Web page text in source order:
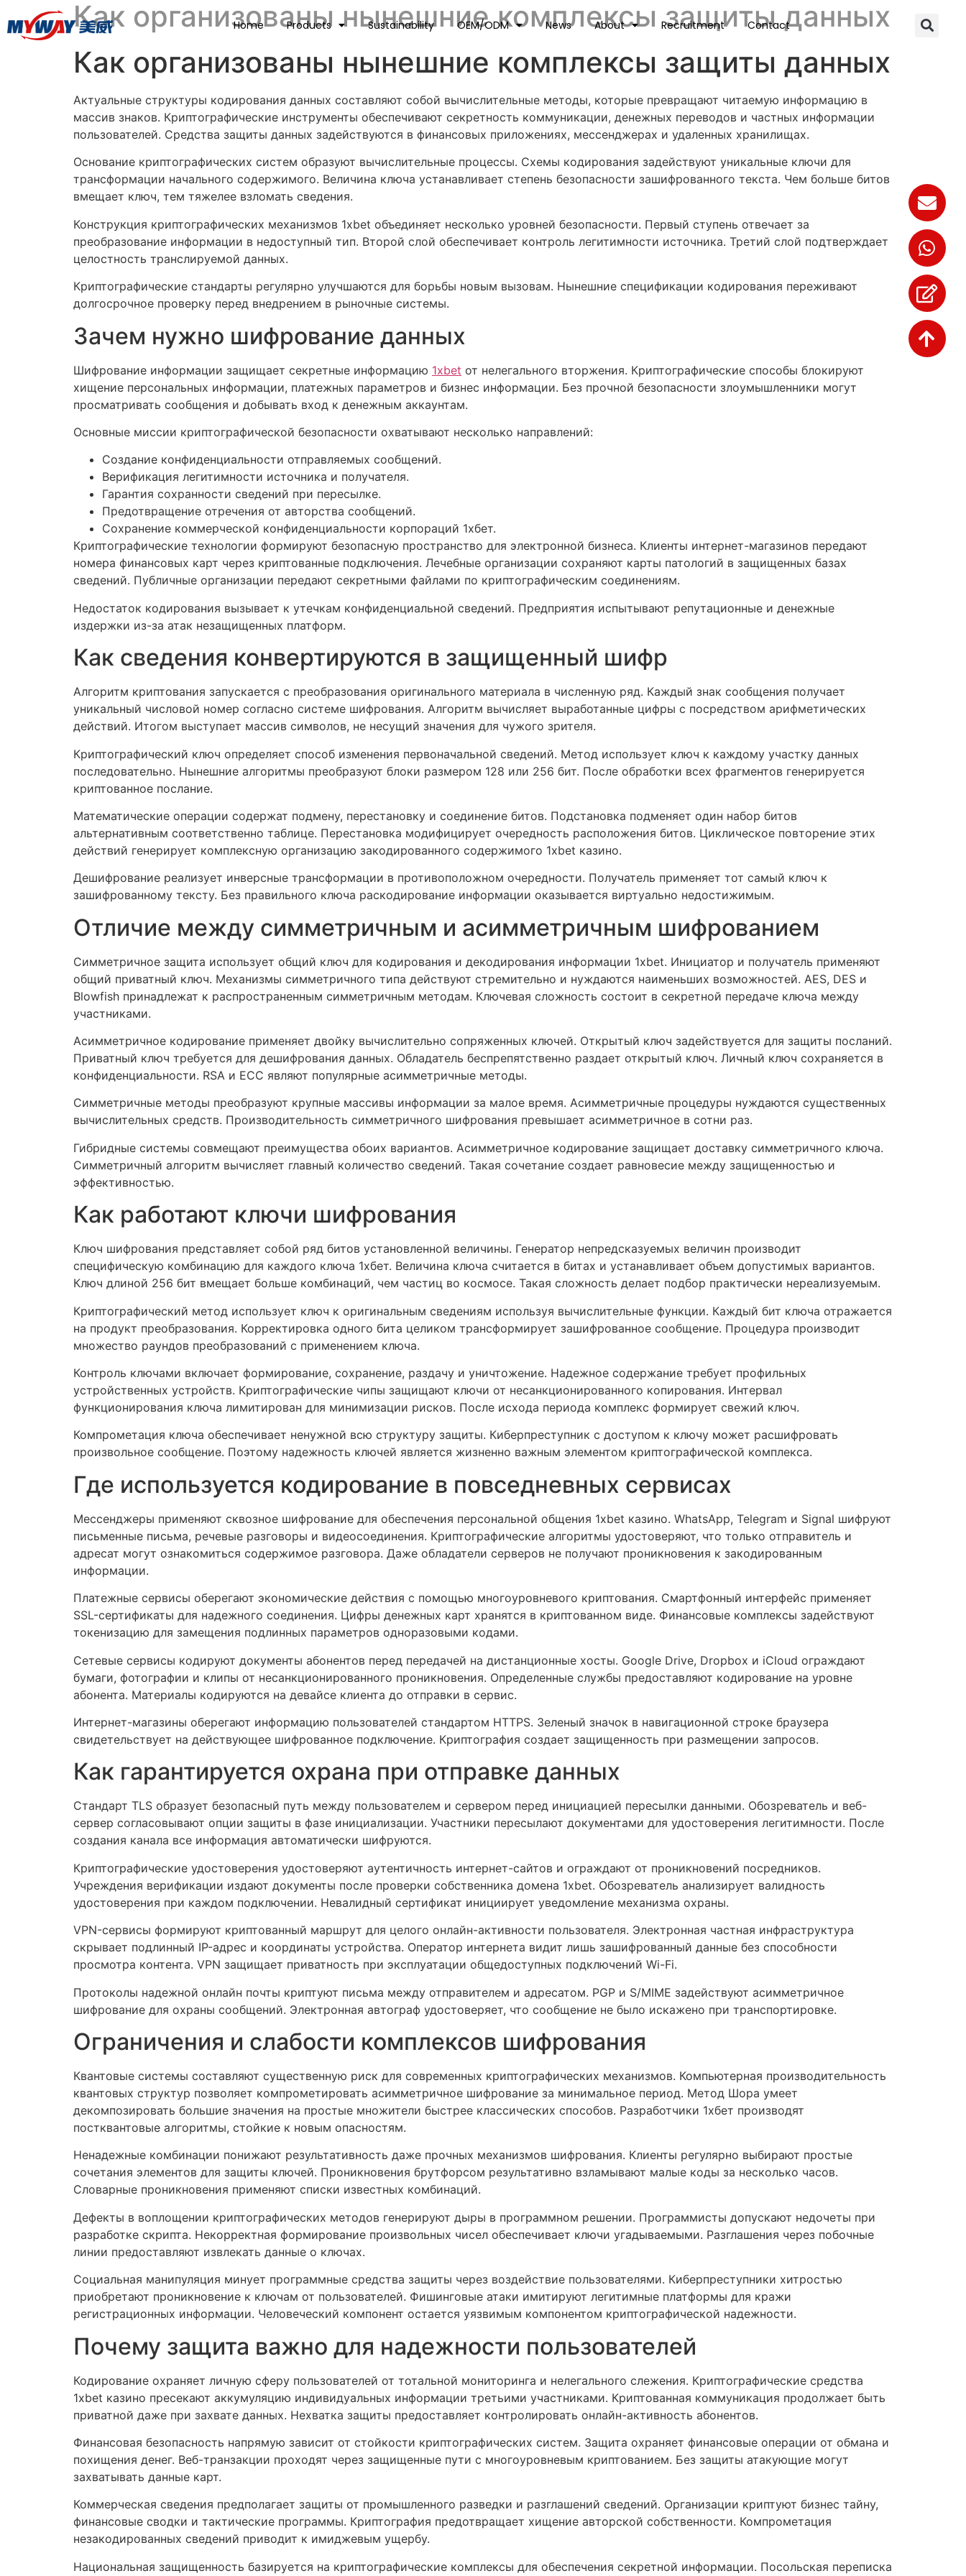
Home Products Sustainability OEM/ODM News About Recruitment Contact
Как организованы нынешние комплексы защиты данных
Как организованы нынешние комплексы защиты данных
Актуальные структуры кодирования данных составляют собой вычислительные методы, которые превращают читаемую информацию в
массив знаков. Криптографические инструменты обеспечивают секретность коммуникации, денежных переводов и частных информации
пользователей. Средства защиты данных задействуются в финансовых приложениях, мессенджерах и удаленных хранилищах.
Основание криптографических систем образуют вычислительные процессы. Схемы кодирования задействуют уникальные ключи для
трансформации начального содержимого. Величина ключа устанавливает степень безопасности зашифрованного текста. Чем больше битов
вмещает ключ, тем тяжелее взломать сведения.
Конструкция криптографических механизмов 1xbet объединяет несколько уровней безопасности. Первый ступень отвечает за
преобразование информации в недоступный тип. Второй слой обеспечивает контроль легитимности источника. Третий слой подтверждает
целостность транслируемой данных.
Криптографические стандарты регулярно улучшаются для борьбы новым вызовам. Нынешние спецификации кодирования переживают
долгосрочное проверку перед внедрением в рыночные системы.
Зачем нужно шифрование данных
Шифрование информации защищает секретные информацию 1хbet от нелегального вторжения. Криптографические способы блокируют
хищение персональных информации, платежных параметров и бизнес информации. Без прочной безопасности злоумышленники могут
просматривать сообщения и добывать вход к денежным аккаунтам.
Основные миссии криптографической безопасности охватывают несколько направлений:
Создание конфиденциальности отправляемых сообщений.
Верификация легитимности источника и получателя.
Гарантия сохранности сведений при пересылке.
Предотвращение отречения от авторства сообщений.
Сохранение коммерческой конфиденциальности корпораций 1хбет.
Криптографические технологии формируют безопасную пространство для электронной бизнеса. Клиенты интернет-магазинов передают
номера финансовых карт через криптованные подключения. Лечебные организации сохраняют карты патологий в защищенных базах
сведений. Публичные организации передают секретными файлами по криптографическим соединениям.
Недостаток кодирования вызывает к утечкам конфиденциальной сведений. Предприятия испытывают репутационные и денежные
издержки из-за атак незащищенных платформ.
Как сведения конвертируются в защищенный шифр
Алгоритм криптования запускается с преобразования оригинального материала в численную ряд. Каждый знак сообщения получает
уникальный числовой номер согласно системе шифрования. Алгоритм вычисляет выработанные цифры с посредством арифметических
действий. Итогом выступает массив символов, не несущий значения для чужого зрителя.
Криптографический ключ определяет способ изменения первоначальной сведений. Метод использует ключ к каждому участку данных
последовательно. Нынешние алгоритмы преобразуют блоки размером 128 или 256 бит. После обработки всех фрагментов генерируется
криптованное послание.
Математические операции содержат подмену, перестановку и соединение битов. Подстановка подменяет один набор битов
альтернативным соответственно таблице. Перестановка модифицирует очередность расположения битов. Циклическое повторение этих
действий генерирует комплексную организацию закодированного содержимого 1xbet казино.
Дешифрование реализует инверсные трансформации в противоположном очередности. Получатель применяет тот самый ключ к
зашифрованному тексту. Без правильного ключа раскодирование информации оказывается виртуально недостижимым.
Отличие между симметричным и асимметричным шифрованием
Симметричное защита использует общий ключ для кодирования и декодирования информации 1xbet. Инициатор и получатель применяют
общий приватный ключ. Механизмы симметричного типа действуют стремительно и нуждаются наименьших возможностей. AES, DES и
Blowfish принадлежат к распространенным симметричным методам. Ключевая сложность состоит в секретной передаче ключа между
участниками.
Асимметричное кодирование применяет двойку вычислительно сопряженных ключей. Открытый ключ задействуется для защиты посланий.
Приватный ключ требуется для дешифрования данных. Обладатель беспрепятственно раздает открытый ключ. Личный ключ сохраняется в
конфиденциальности. RSA и ECC являют популярные асимметричные методы.
Симметричные методы преобразуют крупные массивы информации за малое время. Асимметричные процедуры нуждаются существенных
вычислительных средств. Производительность симметричного шифрования превышает асимметричное в сотни раз.
Гибридные системы совмещают преимущества обоих вариантов. Асимметричное кодирование защищает доставку симметричного ключа.
Симметричный алгоритм вычисляет главный количество сведений. Такая сочетание создает равновесие между защищенностью и
эффективностью.
Как работают ключи шифрования
Ключ шифрования представляет собой ряд битов установленной величины. Генератор непредсказуемых величин производит
специфическую комбинацию для каждого ключа 1хбет. Величина ключа считается в битах и устанавливает объем допустимых вариантов.
Ключ длиной 256 бит вмещает больше комбинаций, чем частиц во космосе. Такая сложность делает подбор практически нереализуемым.
Криптографический метод использует ключ к оригинальным сведениям используя вычислительные функции. Каждый бит ключа отражается
на продукт преобразования. Корректировка одного бита целиком трансформирует зашифрованное сообщение. Процедура производит
множество раундов преобразований с применением ключа.
Контроль ключами включает формирование, сохранение, раздачу и уничтожение. Надежное содержание требует профильных
устройственных устройств. Криптографические чипы защищают ключи от несанкционированного копирования. Интервал
функционирования ключа лимитирован для минимизации рисков. После исхода периода комплекс формирует свежий ключ.
Компрометация ключа обеспечивает ненужной всю структуру защиты. Киберпреступник с доступом к ключу может расшифровать
произвольное сообщение. Поэтому надежность ключей является жизненно важным элементом криптографической комплекса.
Где используется кодирование в повседневных сервисах
Мессенджеры применяют сквозное шифрование для обеспечения персональной общения 1xbet казино. WhatsApp, Telegram и Signal шифруют
письменные письма, речевые разговоры и видеосоединения. Криптографические алгоритмы удостоверяют, что только отправитель и
адресат могут ознакомиться содержимое разговора. Даже обладатели серверов не получают проникновения к закодированным
информации.
Платежные сервисы оберегают экономические действия с помощью многоуровневого криптования. Смартфонный интерфейс применяет
SSL-сертификаты для надежного соединения. Цифры денежных карт хранятся в криптованном виде. Финансовые комплексы задействуют
токенизацию для замещения подлинных параметров одноразовыми кодами.
Сетевые сервисы кодируют документы абонентов перед передачей на дистанционные хосты. Google Drive, Dropbox и iCloud ограждают
бумаги, фотографии и клипы от несанкционированного проникновения. Определенные службы предоставляют кодирование на уровне
абонента. Материалы кодируются на девайсе клиента до отправки в сервис.
Интернет-магазины оберегают информацию пользователей стандартом HTTPS. Зеленый значок в навигационной строке браузера
свидетельствует на действующее шифрованное подключение. Криптография создает защищенность при размещении запросов.
Как гарантируется охрана при отправке данных
Стандарт TLS образует безопасный путь между пользователем и сервером перед инициацией пересылки данными. Обозреватель и веб-
сервер согласовывают опции защиты в фазе инициализации. Участники пересылают документами для удостоверения легитимности. После
создания канала все информация автоматически шифруются.
Криптографические удостоверения удостоверяют аутентичность интернет-сайтов и ограждают от проникновений посредников.
Учреждения верификации издают документы после проверки собственника домена 1xbet. Обозреватель анализирует валидность
удостоверения при каждом подключении. Невалидный сертификат инициирует уведомление механизма охраны.
VPN-сервисы формируют криптованный маршрут для целого онлайн-активности пользователя. Электронная частная инфраструктура
скрывает подлинный IP-адрес и координаты устройства. Оператор интернета видит лишь зашифрованный данные без способности
просмотра контента. VPN защищает приватность при эксплуатации общедоступных подключений Wi-Fi.
Протоколы надежной онлайн почты криптуют письма между отправителем и адресатом. PGP и S/MIME задействуют асимметричное
шифрование для охраны сообщений. Электронная автограф удостоверяет, что сообщение не было искажено при транспортировке.
Ограничения и слабости комплексов шифрования
Квантовые системы составляют существенную риск для современных криптографических механизмов. Компьютерная производительность
квантовых структур позволяет компрометировать асимметричное шифрование за минимальное период. Метод Шора умеет
декомпозировать большие значения на простые множители быстрее классических способов. Разработчики 1хбет производят
постквантовые алгоритмы, стойкие к новым опасностям.
Ненадежные комбинации понижают результативность даже прочных механизмов шифрования. Клиенты регулярно выбирают простые
сочетания элементов для защиты ключей. Проникновения брутфорсом результативно взламывают малые коды за несколько часов.
Словарные проникновения применяют списки известных комбинаций.
Дефекты в воплощении криптографических методов генерируют дыры в программном решении. Программисты допускают недочеты при
разработке скрипта. Некорректная формирование произвольных чисел обеспечивает ключи угадываемыми. Разглашения через побочные
линии предоставляют извлекать данные о ключах.
Социальная манипуляция минует программные средства защиты через воздействие пользователями. Киберпреступники хитростью
приобретают проникновение к ключам от пользователей. Фишинговые атаки имитируют легитимные платформы для кражи
регистрационных информации. Человеческий компонент остается уязвимым компонентом криптографической надежности.
Почему защита важно для надежности пользователей
Кодирование охраняет личную сферу пользователей от тотальной мониторинга и нелегального слежения. Криптографические средства
1xbet казино пресекают аккумуляцию индивидуальных информации третьими участниками. Криптованная коммуникация продолжает быть
приватной даже при захвате данных. Нехватка защиты предоставляет контролировать онлайн-активность абонентов.
Финансовая безопасность напрямую зависит от стойкости криптографических систем. Защита охраняет финансовые операции от обмана и
похищения денег. Веб-транзакции проходят через защищенные пути с многоуровневым криптованием. Без защиты атакующие могут
захватывать данные карт.
Коммерческая сведения предполагает защиты от промышленного разведки и разглашений сведений. Организации криптуют бизнес тайну,
финансовые сводки и тактические программы. Криптография предотвращает хищение авторской собственности. Компрометация
незакодированных сведений приводит к имиджевым ущербу.
Национальная защищенность базируется на криптографические комплексы для обеспечения секретной информации. Посольская переписка